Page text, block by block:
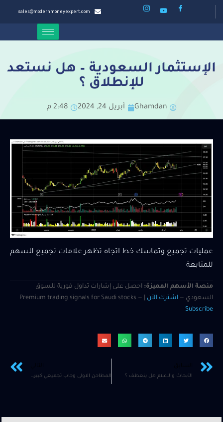
sales@modernmoneyexpert.com
الإستثمار السعودية – هل نستعد
للإنطلاق ؟
Ghamdan أبريل 24, 2024 2:48 م
عمليات تجميع وتماسك خط اتجاه تظهر علامات تجميع للسهم
للمتابعة
منصة الأسهم المميزة: احصل على إشارات تداول فورية للسوق
السعودي — اشترك الآن
Subscribe
الأبحاث والاعلام هل ينعطف ؟ المطاحن الاولى وجاب تجميعي كبير ؟